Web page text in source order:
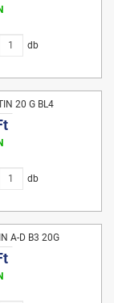
db
20 G BL4
db
A-D B3 20G